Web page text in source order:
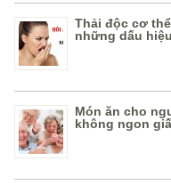
Thải độc cơ
những dấu
Món ăn cho
không ngon